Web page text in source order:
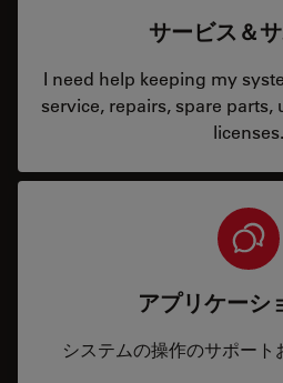
サービス＆
I need help keeping my
service, repairs, spare
licenses.
アプリケーシ
システムの操作のサポー